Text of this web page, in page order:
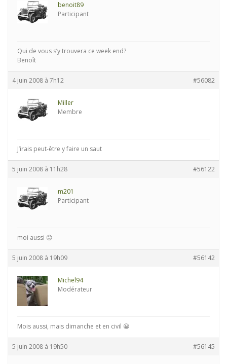
benoit89
Participant
Qui de vous s’y trouvera ce week end?
Benoît
4 juin 2008 à 7h12 #56082
Miller
Membre
J’irais peut-être y faire un saut
5 juin 2008 à 11h28 #56122
m201
Participant
moi aussi 😛
5 juin 2008 à 19h09 #56142
Michel94
Modérateur
Mois aussi, mais dimanche et en civil 😀
5 juin 2008 à 19h50 #56145